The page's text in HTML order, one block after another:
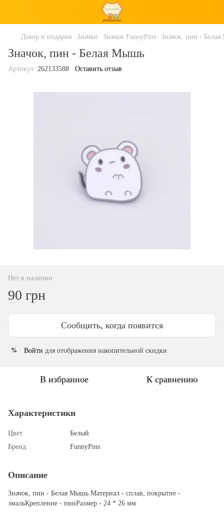
Декор и подарки Значки Значки FunnyPins Значок, пин -
Значок, пин - Белая Мышь
Артикул: 262133588 Оставить отзыв
Нет в наличии
90 грн
Сообщить, когда появится
% Войти для отображения накопительной скидки
В избранное К сравнению
Характеристики
Цвет
Белый
Бренд
FunnyPins
Описание
Значок, пин - Белая Мышь Материал - сплав, покрытие -
эмальКрепление - пинРазмер - 24 * 26 мм